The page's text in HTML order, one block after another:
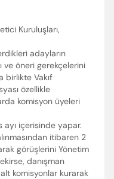
Kuruluşları,
adayların
ve öneri gerekçelerini
birlikte Vakıf
özellikle
komisyon üyeleri
ayı içerisinde yapar.
itibaren 2
görüşlerini Yönetim
danışman
komisyonlar kurarak